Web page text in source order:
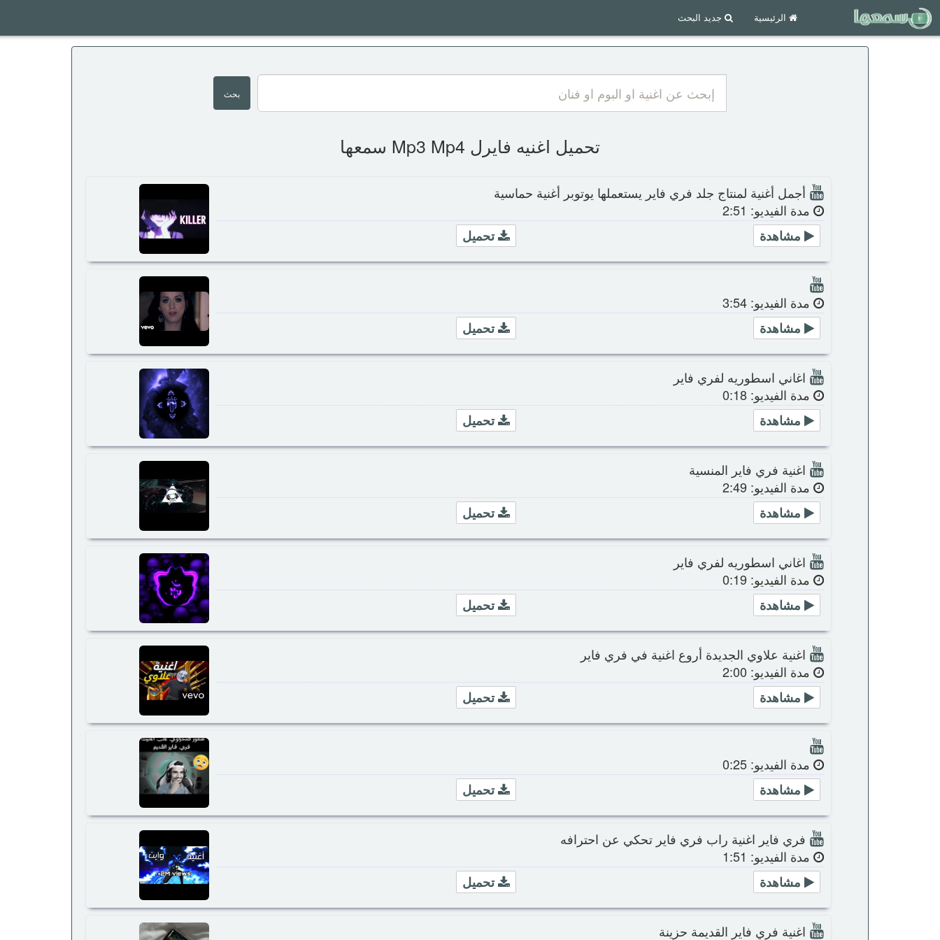
الرئيسية جديد البحث
تحميل اغنيه فايرل Mp3 Mp4 سمعها
أجمل أغنية لمنتاج جلد فري فاير يستعملها يوتوبر أغنية حماسية
مدة الفيديو: 2:51
تحميل
مشاهدة
مدة الفيديو: 3:54
تحميل
مشاهدة
اغاني اسطوريه لفري فاير
مدة الفيديو: 0:18
تحميل
مشاهدة
اغنية فري فاير المنسية
مدة الفيديو: 2:49
تحميل
مشاهدة
اغاني اسطوريه لفري فاير
مدة الفيديو: 0:19
تحميل
مشاهدة
اغنية علاوي الجديدة أروع اغنية في فري فاير
مدة الفيديو: 2:00
تحميل
مشاهدة
مدة الفيديو: 0:25
تحميل
مشاهدة
فري فاير اغنية راب فري فاير تحكي عن احترافه
مدة الفيديو: 1:51
تحميل
مشاهدة
اغنية فري فاير القديمة حزينة